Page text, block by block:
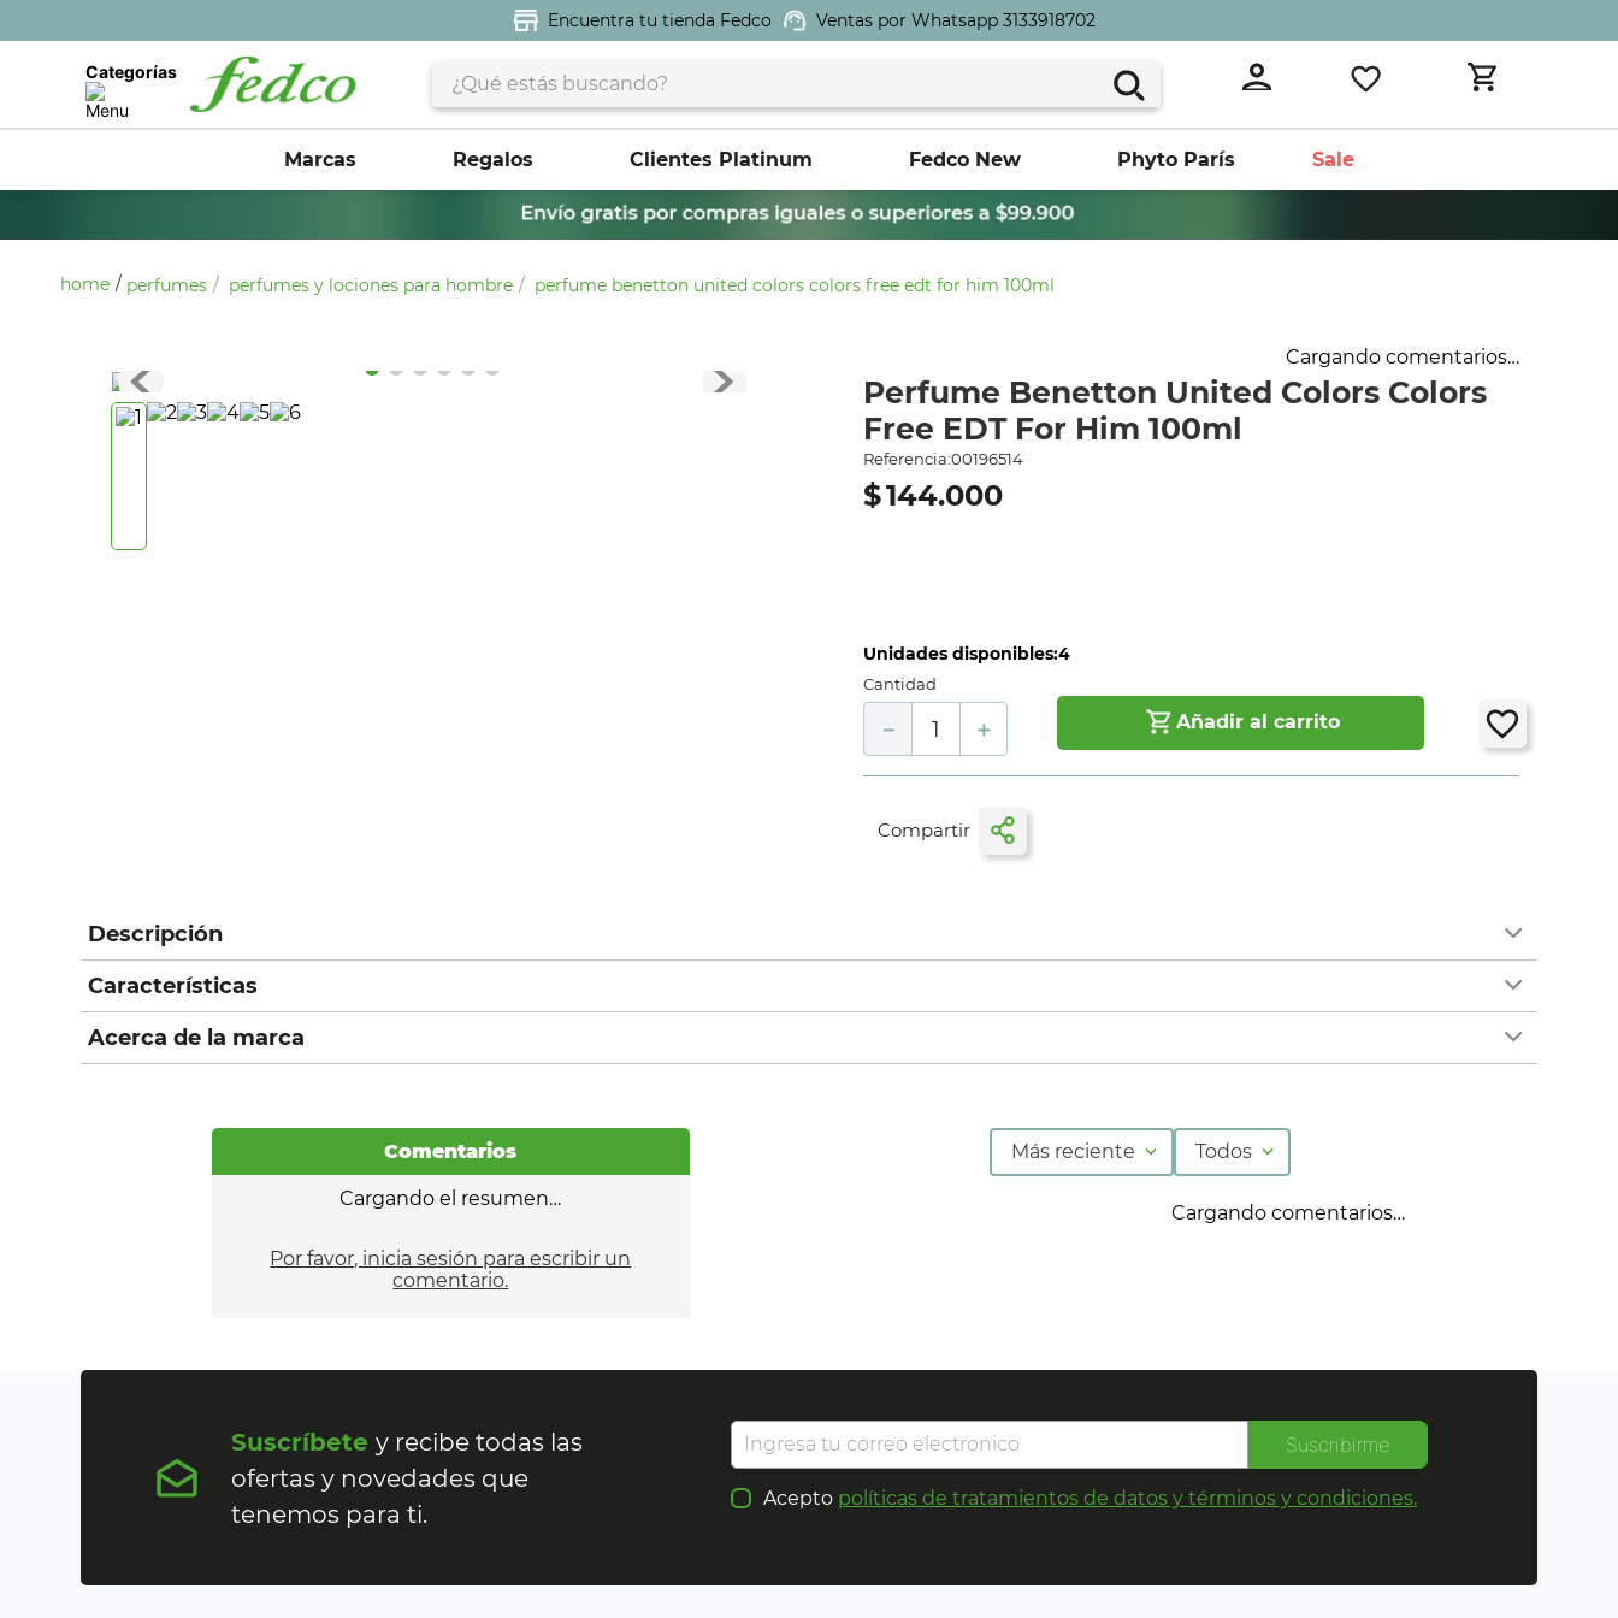
Encuentra tu tienda Fedco Ventas por Whatsapp 3133918702
Categorías ¿Qué estás buscando?
Marcas Regalos Clientes Platinum Fedco New Phyto París Sale
perfumes perfumes y lociones para hombre perfume benetton united colors colors free edt for him 100ml
Cargando comentarios…
Perfume Benetton United Colors Colors
Free EDT For Him 100ml
Referencia:00196514
$144.000
Unidades disponibles:4
Cantidad
＋
－ Añadir al carrito
Descripción
Características
Acerca de la marca
Comentarios
Cargando el resumen…
Por favor, inicia sesión para escribir un
comentario.
Más reciente Todos
Cargando comentarios…
Suscríbetey recibe todas las
ofertas y novedades que
tenemos para ti.
Suscribirme
Acepto políticas de tratamientos de datos y términos y condiciones.